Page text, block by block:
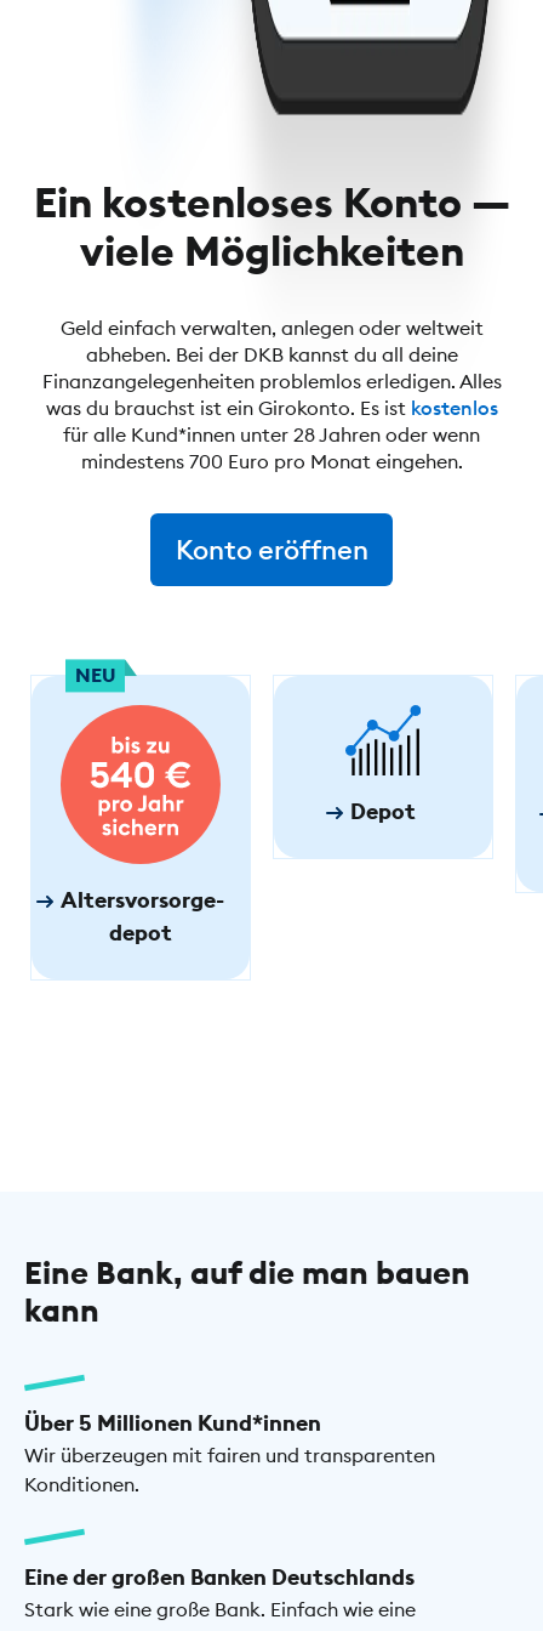
Ein kostenloses Konto —
viele Möglichkeiten
Geld einfach verwalten, anlegen oder weltweit
abheben. Bei der DKB kannst du all deine
Finanzangelegenheiten problemlos erledigen. Alles
was du brauchst ist ein Girokonto. Es ist kostenlos
für alle Kund*innen unter 28 Jahren oder wenn
mindestens 700 Euro pro Monat eingehen.
Konto eröffnen
NEU
Altersvorsorge­
depot
Depot
Eine Bank, auf die man bauen
kann
Über 5 Millionen Kund*innen
Wir überzeugen mit fairen und transparenten
Konditionen.
Eine der großen Banken Deutschlands
Stark wie eine große Bank. Einfach wie eine